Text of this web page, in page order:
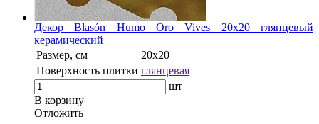
Декор Blasón Humo Oro Vives 20x20 глянцевый
керамический
Размер, см
20x20
Поверхность плитки глянцевая
шт
В корзину
Oтложить